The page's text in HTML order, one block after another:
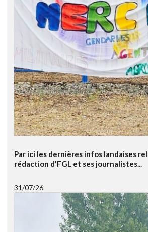
Par ici les dernières infos landaises
rédaction d'FGL et ses journalistes...
31/07/26